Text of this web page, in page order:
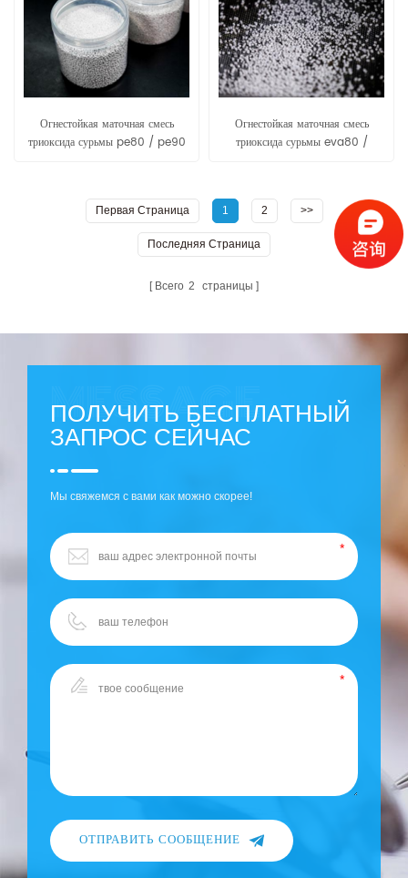
Огнестойкая маточная смесь
триоксида сурьмы pe80 / pe90
Огнестойкая маточная смесь
триоксида сурьмы eva80 /
Первая Страница 1 2 >>
Последняя Страница
Всего 2 страницы
ПОЛУЧИТЬ БЕСПЛАТНЫЙ
ЗАПРОС СЕЙЧАС
Мы свяжемся с вами как можно скорее!
ОТПРАВИТЬ СООБЩЕНИЕ